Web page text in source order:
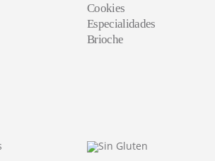
Cookies
Especialidades
Brioche